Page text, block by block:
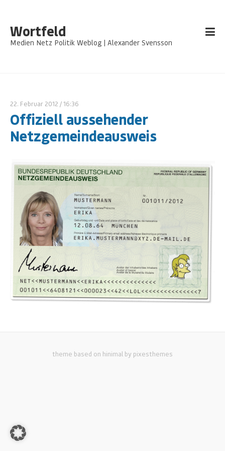
Wortfeld
Medien Netz Politik Weblog | Alexander Svensson
22. Februar 2012 / 16:36
Offiziell aussehender
Netzgemeindeausweis
theme based on hinimal by pixesthemes